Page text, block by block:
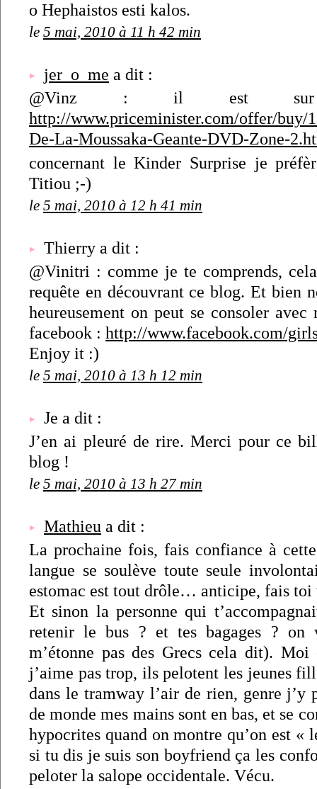
o Hephaistos esti kalos.
le 5 mai, 2010 à 11 h 42 min
jer_o_me a dit :
@Vinz : il est sur
http://www.priceminister.com/offer/buy/
De-La-Moussaka-Geante-DVD-Zone-
concernant le Kinder Surprise je
Titiou ;-)
le 5 mai, 2010 à 12 h 41 min
Thierry a dit :
@Vinitri : comme je te comprends,
requête en découvrant ce blog. Et bien
heureusement on peut se consoler avec
facebook : http://www.facebook.com/
Enjoy it :)
le 5 mai, 2010 à 13 h 12 min
Je a dit :
J’en ai pleuré de rire. Merci pour ce
blog !
le 5 mai, 2010 à 13 h 27 min
Mathieu a dit :
La prochaine fois, fais confiance à
langue se soulève toute seule
estomac est tout drôle… anticipe, fais toi
Et sinon la personne qui
retenir le bus ? et tes bagages ?
m’étonne pas des Grecs cela dit). Moi
j’aime pas trop, ils pelotent les jeunes
dans le tramway l’air de rien, genre
de monde mes mains sont en bas, et se
hypocrites quand on montre qu’on est «
si tu dis je suis son boyfriend ça les
peloter la salope occidentale. Vécu.